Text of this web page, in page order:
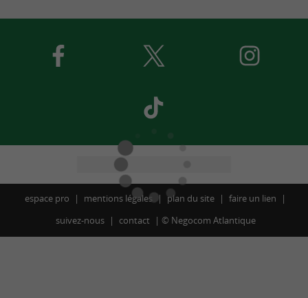
espace pro mentions légales plan du site
faire un lien
suivez-nous
contact © Negocom Atlantique